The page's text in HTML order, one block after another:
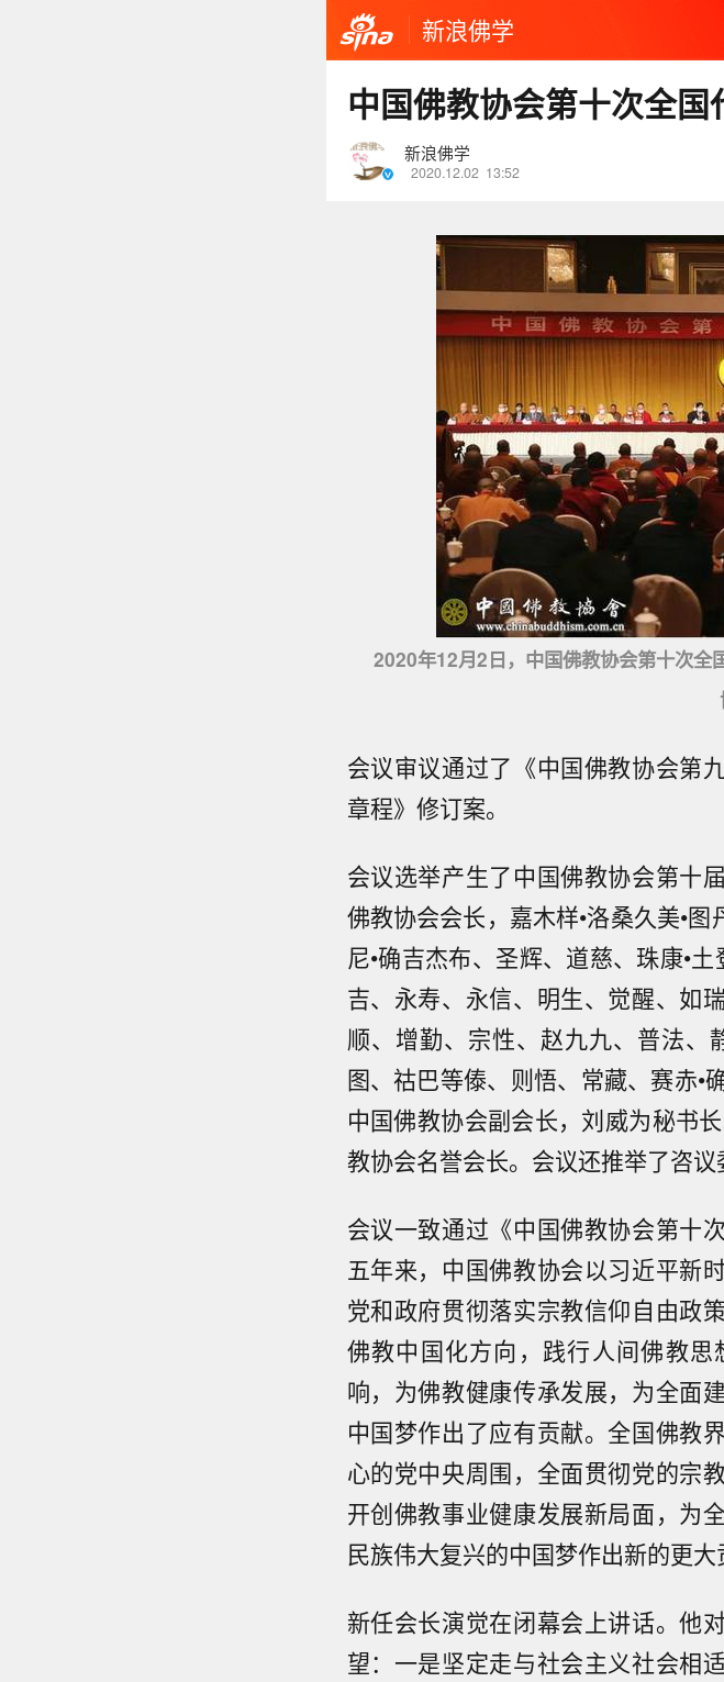
新浪佛学
中国佛教协会第十次全国
新浪佛学
2020.12.02 13:52
2020年12月2日，中国佛教协会第十次全
会议审议通过了《中国佛教协会第
章程》修订案。
会议选举产生了中国佛教协会第十
佛教协会会长，嘉木样•洛桑久美•
尼•确吉杰布、圣辉、道慈、珠康•
吉、永寿、永信、明生、觉醒、如
顺、增勤、宗性、赵九九、普法、
图、祜巴等傣、则悟、常藏、赛赤•
中国佛教协会副会长，刘威为秘书
教协会名誉会长。会议还推举了咨议
会议一致通过《中国佛教协会第十
五年来，中国佛教协会以习近平新
党和政府贯彻落实宗教信仰自由政
佛教中国化方向，践行人间佛教
响，为佛教健康传承发展，为全面
中国梦作出了应有贡献。全国佛教
心的党中央周围，全面贯彻党的宗
开创佛教事业健康发展新局面，为
民族伟大复兴的中国梦作出新的更大
新任会长演觉在闭幕会上讲话。他
望：一是坚定走与社会主义社会相